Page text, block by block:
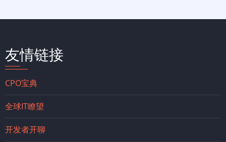
友情链接
CPO宝典
全球IT瞭望
开发者开聊